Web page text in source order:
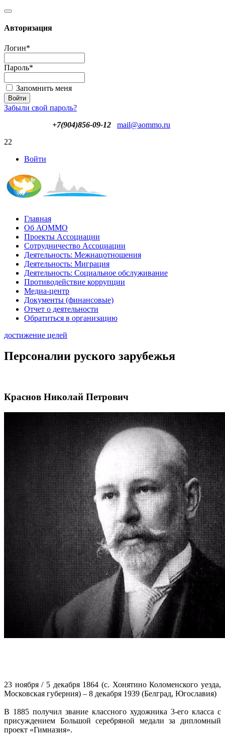
Авторизация
Логин*
Пароль*
Запомнить меня
Забыли свой пароль?
+7(904)856-09-12
mail@aommo.ru
22
Войти
Главная
Об АОММО
Проекты Ассоциации
Сотрудничество Ассоциации
Деятельность: Межнацотношения
Деятельность: Миграция
Деятельность: Социальное обслуживание
Противодействие коррупции
Медиа-центр
Документы (финансовые)
Отчет о деятельности
Обратиться в организацию
достижение целей
Персоналии руского зарубежья
Краснов Николай Петрович
23 ноября / 5 декабря 1864 (с. Хонятино Коломенского уезда,
Московская губерния) – 8 декабря 1939 (Белград, Югославия)
В 1885 получил звание классного художника 3-его класса с
присуждением Большой серебряной медали за дипломный
проект «Гимназия».